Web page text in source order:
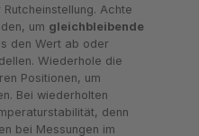
Achte
um gleichbleibende
den Wert ab oder
Wiederhole die
Positionen, um
Bei wiederholten
denn
bei Messungen im